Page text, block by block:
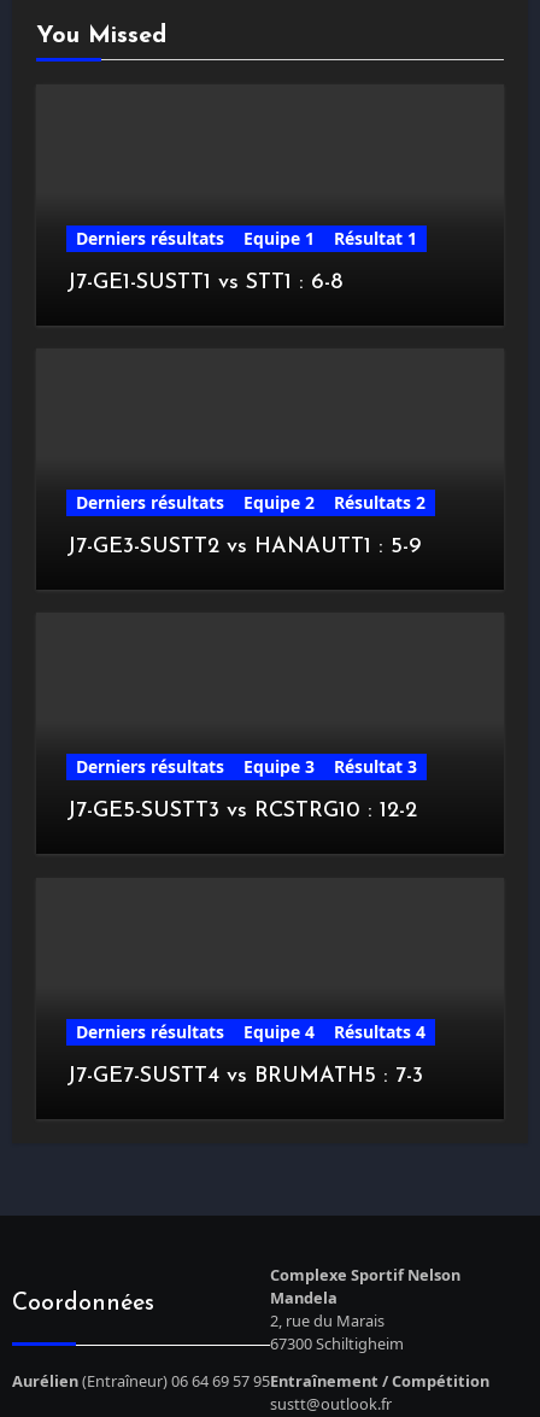
You Missed
Derniers résultats Equipe 1
Résultat 1
J7-GE1-SUSTT1 vs STT1 : 6-8
Derniers résultats Equipe 2
Résultats 2
J7-GE3-SUSTT2 vs HANAUTT1 : 5-9
Derniers résultats Equipe 3
Résultat 3
J7-GE5-SUSTT3 vs RCSTRG10 : 12-2
Derniers résultats Equipe 4
Résultats 4
J7-GE7-SUSTT4 vs BRUMATH5 : 7-3
Coordonnées
Complexe Sportif Nelson
Mandela
2, rue du Marais
67300 Schiltigheim
Aurélien(Entraîneur) 06 64 69 57 95Entraînement / Compétition
sustt@outlook.fr